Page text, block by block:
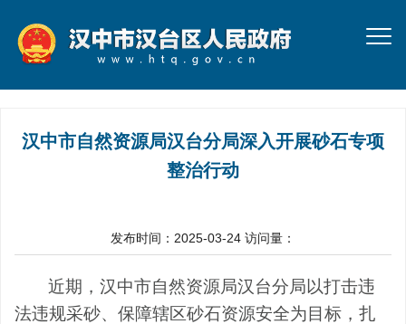
汉中市自然资源局汉台分局深入开展砂石专项
整治行动
发布时间：2025-03-24 访问量：
近期，汉中市自然资源局汉台分局以打击违
法违规采砂、保障辖区砂石资源安全为目标，扎